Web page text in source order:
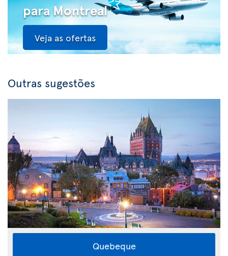
para Montreal
Veja as ofertas
Outras sugestões
Quebeque